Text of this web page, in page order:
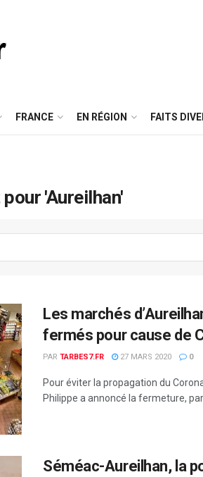
FRANCE EN RÉGION FAITS
'Aureilhan'
Les marchés
fermés pour cause de
PAR TARBES7.FR 27 MARS 2020 0
Pour éviter la propagation du
Philippe a annoncé la fermeture,
Séméac-Aureilhan, la